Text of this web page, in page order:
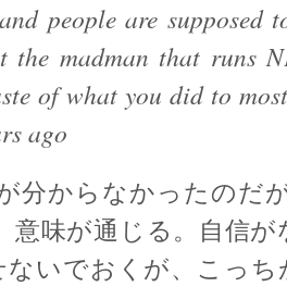
people are supposed
the madman that runs
of what you did to
ago
分からなかったのだ
意味が通じる。自信
いでおくが、こっち